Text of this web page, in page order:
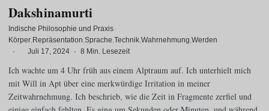
Dakshinamurti
Indische Philosophie und Praxis·
Körper Repräsentation Sprache Technik Wahrnehmung Werden
·
Juli 17, 2024 · 8 Min. Lesezeit
Ich wachte um 4 Uhr früh aus einem Alptraum auf. Ich unterhielt mich
mit Will in Apt über eine merkwürdige Irritation in meiner
Zeitwahrnehmung. Ich beschrieb, wie die Zeit in Fragmente zerfiel und